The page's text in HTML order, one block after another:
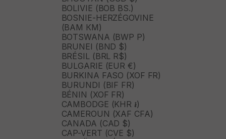
BOLIVIE (BOB BS.)
BOSNIE-HERZÉGOVINE
(BAM КМ)
BOTSWANA (BWP P)
BRUNEI (BND $)
BRÉSIL (BRL R$)
BULGARIE (EUR €)
BURKINA FASO (XOF FR)
BURUNDI (BIF FR)
BÉNIN (XOF FR)
CAMBODGE (KHR ៛)
CAMEROUN (XAF CFA)
CANADA (CAD $)
CAP-VERT (CVE $)